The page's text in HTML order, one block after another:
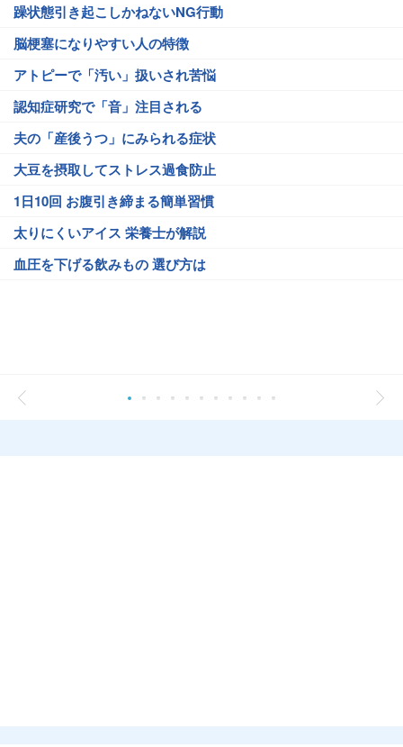
躁状態引き起こしかねないNG行動
脳梗塞になりやすい人の特徴
アトピーで「汚い」扱いされ苦悩
認知症研究で「音」注目される
夫の「産後うつ」にみられる症状
大豆を摂取してストレス過食防止
1日10回 お腹引き締まる簡単習慣
太りにくいアイス 栄養士が解説
血圧を下げる飲みもの 選び方は